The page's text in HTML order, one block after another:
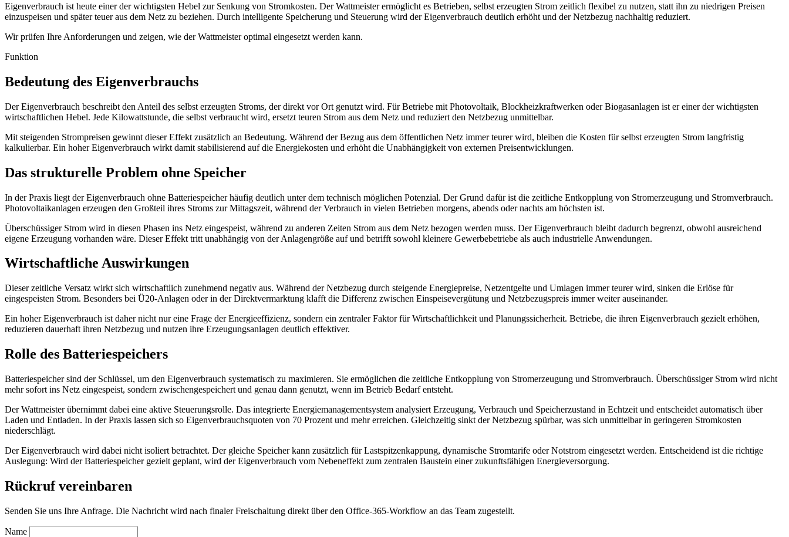
Eigenverbrauch ist heute einer der wichtigsten Hebel zur Senkung von Stromkosten. Der Wattmeister ermöglicht es Betrieben, selbst erzeugten Strom zeitlich flexibel zu nutzen, statt ihn zu niedrigen Preisen
einzuspeisen und später teuer aus dem Netz zu beziehen. Durch intelligente Speicherung und Steuerung wird der Eigenverbrauch deutlich erhöht und der Netzbezug nachhaltig reduziert.
Wir prüfen Ihre Anforderungen und zeigen, wie der Wattmeister optimal eingesetzt werden kann.
Funktion
Bedeutung des Eigenverbrauchs
Der Eigenverbrauch beschreibt den Anteil des selbst erzeugten Stroms, der direkt vor Ort genutzt wird. Für Betriebe mit Photovoltaik, Blockheizkraftwerken oder Biogasanlagen ist er einer der wichtigsten
wirtschaftlichen Hebel. Jede Kilowattstunde, die selbst verbraucht wird, ersetzt teuren Strom aus dem Netz und reduziert den Netzbezug unmittelbar.
Mit steigenden Strompreisen gewinnt dieser Effekt zusätzlich an Bedeutung. Während der Bezug aus dem öffentlichen Netz immer teurer wird, bleiben die Kosten für selbst erzeugten Strom langfristig
kalkulierbar. Ein hoher Eigenverbrauch wirkt damit stabilisierend auf die Energiekosten und erhöht die Unabhängigkeit von externen Preisentwicklungen.
Das strukturelle Problem ohne Speicher
In der Praxis liegt der Eigenverbrauch ohne Batteriespeicher häufig deutlich unter dem technisch möglichen Potenzial. Der Grund dafür ist die zeitliche Entkopplung von Stromerzeugung und Stromverbrauch.
Photovoltaikanlagen erzeugen den Großteil ihres Stroms zur Mittagszeit, während der Verbrauch in vielen Betrieben morgens, abends oder nachts am höchsten ist.
Überschüssiger Strom wird in diesen Phasen ins Netz eingespeist, während zu anderen Zeiten Strom aus dem Netz bezogen werden muss. Der Eigenverbrauch bleibt dadurch begrenzt, obwohl ausreichend
eigene Erzeugung vorhanden wäre. Dieser Effekt tritt unabhängig von der Anlagengröße auf und betrifft sowohl kleinere Gewerbebetriebe als auch industrielle Anwendungen.
Wirtschaftliche Auswirkungen
Dieser zeitliche Versatz wirkt sich wirtschaftlich zunehmend negativ aus. Während der Netzbezug durch steigende Energiepreise, Netzentgelte und Umlagen immer teurer wird, sinken die Erlöse für
eingespeisten Strom. Besonders bei Ü20-Anlagen oder in der Direktvermarktung klafft die Differenz zwischen Einspeisevergütung und Netzbezugspreis immer weiter auseinander.
Ein hoher Eigenverbrauch ist daher nicht nur eine Frage der Energieeffizienz, sondern ein zentraler Faktor für Wirtschaftlichkeit und Planungssicherheit. Betriebe, die ihren Eigenverbrauch gezielt erhöhen,
reduzieren dauerhaft ihren Netzbezug und nutzen ihre Erzeugungsanlagen deutlich effektiver.
Rolle des Batteriespeichers
Batteriespeicher sind der Schlüssel, um den Eigenverbrauch systematisch zu maximieren. Sie ermöglichen die zeitliche Entkopplung von Stromerzeugung und Stromverbrauch. Überschüssiger Strom wird nicht
mehr sofort ins Netz eingespeist, sondern zwischengespeichert und genau dann genutzt, wenn im Betrieb Bedarf entsteht.
Der Wattmeister übernimmt dabei eine aktive Steuerungsrolle. Das integrierte Energiemanagementsystem analysiert Erzeugung, Verbrauch und Speicherzustand in Echtzeit und entscheidet automatisch über
Laden und Entladen. In der Praxis lassen sich so Eigenverbrauchsquoten von 70 Prozent und mehr erreichen. Gleichzeitig sinkt der Netzbezug spürbar, was sich unmittelbar in geringeren Stromkosten
niederschlägt.
Der Eigenverbrauch wird dabei nicht isoliert betrachtet. Der gleiche Speicher kann zusätzlich für Lastspitzenkappung, dynamische Stromtarife oder Notstrom eingesetzt werden. Entscheidend ist die richtige
Auslegung: Wird der Batteriespeicher gezielt geplant, wird der Eigenverbrauch vom Nebeneffekt zum zentralen Baustein einer zukunftsfähigen Energieversorgung.
Rückruf vereinbaren
Senden Sie uns Ihre Anfrage. Die Nachricht wird nach finaler Freischaltung direkt über den Office-365-Workflow an das Team zugestellt.
Name